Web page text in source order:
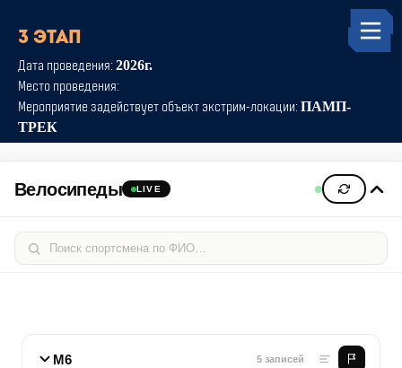
3 этап
Дата проведения:2026г.
Место проведения:
Мероприятие задействует объект экстрим-локации:ПАМП-
ТРЕК
Велосипеды LIVE
М6 5 записей